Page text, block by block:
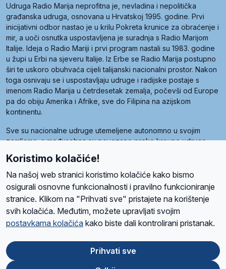
Udruga Radio Marija neprofitna je, nevladina i nepolitička
građanska udruga, osnovana u Hrvatskoj 1995. godine. Prvi
inicijativni odbor nastao je u krilu Pokreta krunice za obraćenje i
mir, a uoči osnutka uspostavljena je suradnja s Radio Marijom
Italije. Ideja o Radio Mariji i prvi program nastali su 1983. godine
u župi u Erbi na sjeveru Italije. Iz Erbe se Radio Marija postupno
širi te uskoro obuhvaća cijeli talijanski nacionalni prostor. Nakon
toga osnivaju se i uspostavljaju udruge i radijske postaje s
imenom Radio Marija u četrdesetak zemalja, počevši od Europe
pa do obiju Amerika i Afrike, sve do Filipina na azijskom
kontinentu.
Sve su nacionalne udruge utemeljene autonomno u svojim
zemljama, a međusobna su povezane preko krovne udruge
Radio Maria). Svjetsku obitelj utemeljilo je sedam članica, među
kojima je i hrvatska Udruga Radio Marija.
O namaRadio ProgramVolonteriPrijateljiKontaktPravila privatnosti
Ova stranica je zaštićena Google reCAPTCHA sustavom
Koristimo kolačiće!
Na našoj web stranici koristimo kolačiće kako bismo
osigurali osnovne funkcionalnosti i pravilno funkcioniranje
stranice. Klikom na "Prihvati sve" pristajete na korištenje
svih kolačića. Međutim, možete upravljati svojim
postavkama kolačića kako biste dali kontrolirani pristanak.
Prihvati sve